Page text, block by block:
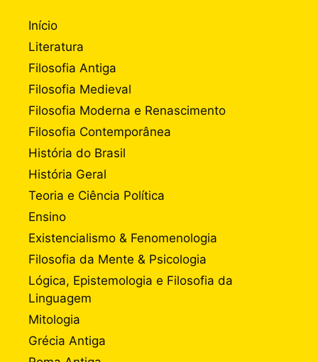
Início
Literatura
Filosofia Antiga
Filosofia Medieval
Filosofia Moderna e Renascimento
Filosofia Contemporânea
História do Brasil
História Geral
Teoria e Ciência Política
Ensino
Existencialismo & Fenomenologia
Filosofia da Mente & Psicologia
Lógica, Epistemologia e Filosofia da
Linguagem
Mitologia
Grécia Antiga